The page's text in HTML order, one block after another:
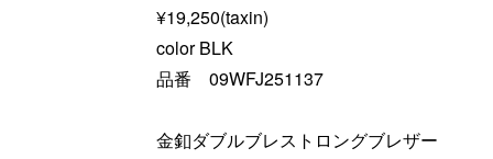
¥19,250(taxin)
color BLK
品番 09WFJ251137
金釦ダブルブレストロングブレザー